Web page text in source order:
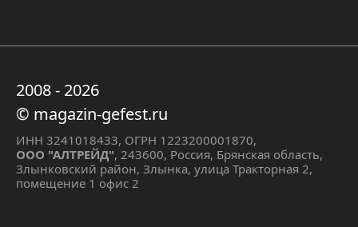
легко моется и устойчива к
Чугунные решетки
долговечные.
Электророзжиг конфорок и
духовкивстроен в поворотные
ручки – это удобно и практично.
2008 - 2026
© magazin-gefest.ru
ИНН 3241018433, ОГРН 1223200001870,
ООО "АЛТРЕЙД", 243600, Россия, Брянская область,
Злынковский район, Злынка, улица Тракторная 2,
помещение 1 офис 2